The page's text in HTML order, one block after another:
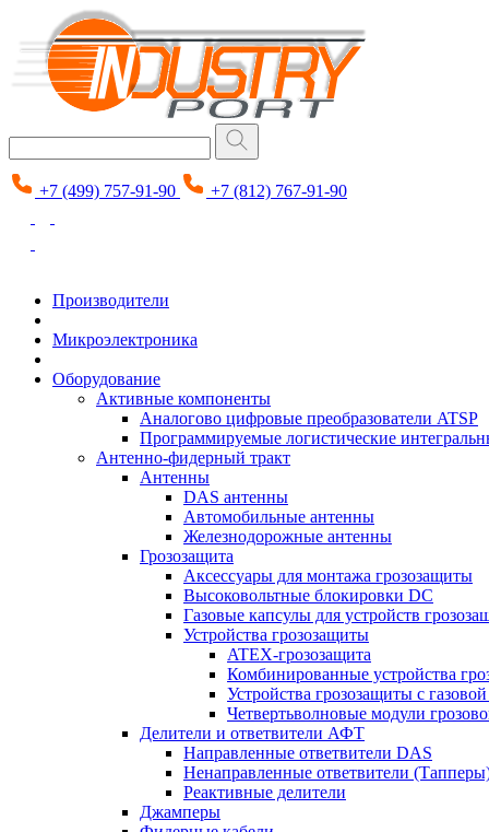
+7 (499) 757-91-90 +7 (812) 767-91-90
Производители
Микроэлектроника
Оборудование
Активные компоненты
Аналогово цифровые преобразователи ATSP
Программируемые логистические
Антенно-фидерный тракт
Антенны
DAS антенны
Автомобильные антенны
Железнодорожные антенны
Грозозащита
Аксессуары для монтажа грозозащиты
Высоковольтные блокировки DC
Газовые капсулы для устройств
Устройства грозозащиты
ATEX-грозозащита
Комбинированные устройства
Устройства грозозащиты с
Четвертьволновые модули
Делители и ответвители АФТ
Направленные ответвители DAS
Ненаправленные ответвители
Реактивные делители
Джамперы